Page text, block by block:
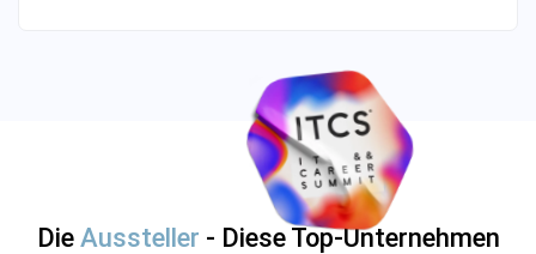
Die Aussteller - Diese Top-Unternehmen